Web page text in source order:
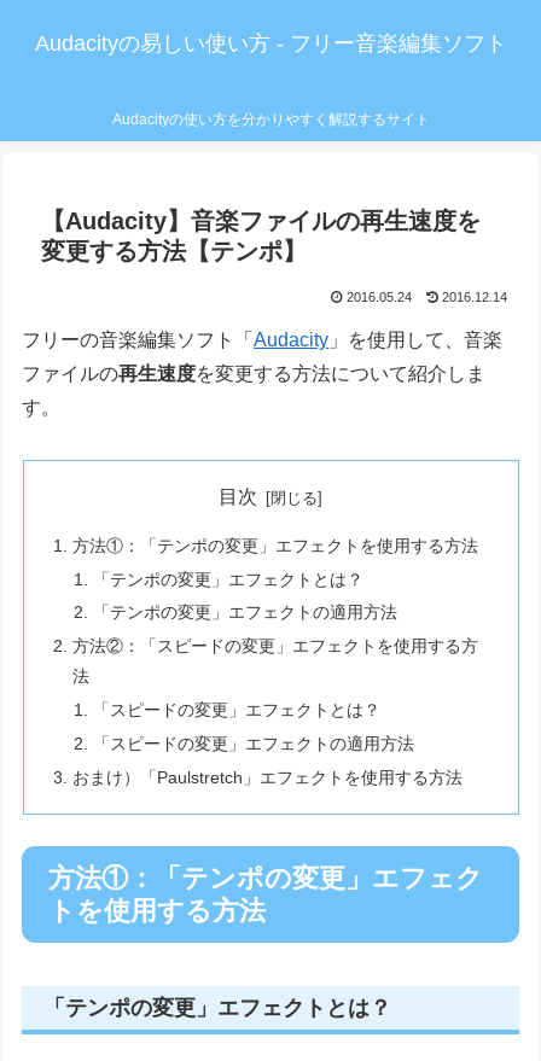
Audacityの易しい使い方 - フリー音楽編集ソフト
Audacityの使い方を分かりやすく解説するサイト
【Audacity】音楽ファイルの再生速度を
変更する方法【テンポ】
2016.05.24 2016.12.14
フリーの音楽編集ソフト「Audacity 」を使用して、音楽
ファイルの再生速度を変更する方法について紹介しま
す。
目次
方法①：「テンポの変更」エフェクトを使用する方法
「テンポの変更」エフェクトとは？
「テンポの変更」エフェクトの適用方法
方法②：「スピードの変更」エフェクトを使用する方
法
「スピードの変更」エフェクトとは？
「スピードの変更」エフェクトの適用方法
おまけ）「Paulstretch」エフェクトを使用する方法
方法①：「テンポの変更」エフェク
トを使用する方法
「テンポの変更」エフェクトとは？